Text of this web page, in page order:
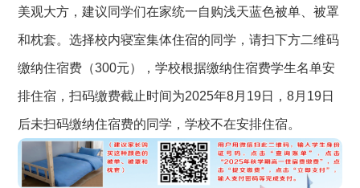
美观大方，建议同学们在家统一自购浅天蓝色被单、被罩
和枕套。选择校内寝室集体住宿的同学，请扫下方二维码
缴纳住宿费（300元），学校根据缴纳住宿费学生名单安
排住宿，扫码缴费截止时间为2025年8月19日，8月19日
后未扫码缴纳住宿费的同学，学校不在安排住宿。